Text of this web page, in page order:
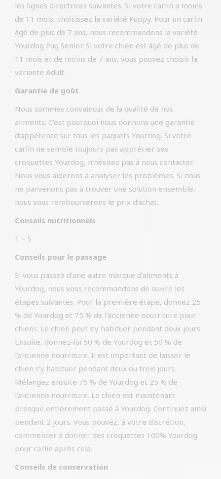
les lignes directrices suivantes. Si votre carlin a moins
de 11 mois, choisissez la variété Puppy. Pour un carlin
âgé de plus de 7 ans, nous recommandons la variété
Yourdog Pug Senior. Si votre chien est âgé de plus de
11 mois et de moins de 7 ans, vous pouvez choisir la
variante Adult.
Garantie de goût
Nous sommes convaincus de la qualité de nos
aliments. C’est pourquoi nous donnons une garantie
d’appétence sur tous les paquets Yourdog. Si votre
carlin ne semble toujours pas apprécier ses
croquettes Yourdog, n’hésitez pas à nous contacter.
Nous vous aiderons à analyser les problèmes. Si nous
ne parvenons pas à trouver une solution ensemble,
nous vous rembourserons le prix d’achat.
Conseils nutritionnels
1 – 5
Conseils pour le passage
Si vous passez d’une autre marque d’aliments à
Yourdog, nous vous recommandons de suivre les
étapes suivantes. Pour la première étape, donnez 25
% de Yourdog et 75 % de l’ancienne nourriture pour
chiens. Le chien peut s’y habituer pendant deux jours.
Ensuite, donnez-lui 50 % de Yourdog et 50 % de
l’ancienne nourriture. Il est important de laisser le
chien s’y habituer pendant deux ou trois jours.
Mélangez ensuite 75 % de Yourdog et 25 % de
l’ancienne nourriture. Le chien est maintenant
presque entièrement passé à Yourdog. Continuez ainsi
pendant 2 jours. Vous pouvez, à votre discrétion,
commencer à donner des croquettes 100% Yourdog
pour carlin après cela.
Conseils de conservation